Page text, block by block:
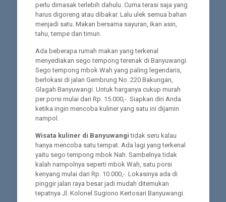
perlu dimasak terlebih dahulu. Cuma terasi saja yang
harus digoreng atau dibakar. Lalu ulek semua bahan
menjadi satu. Makan bersama sayuran, ikan asin,
tahu, tempe dan timun.
Ada beberapa rumah makan yang terkenal
menyediakan sego tempong terenak di Banyuwangi.
Sego tempong mbok Wah yang paling legendaris,
berlokasi di jalan Gembrung No. 220 Bakungan,
Glagah Banyuwangi. Untuk harganya cukup murah
per porsi mulai dari Rp. 15.000,-. Siapkan diri Anda
ketika ingin mencoba kuliner yang satu ini dijamin
nampol.
Wisata kuliner di Banyuwangi tidak seru kalau
hanya mencoba satu tempat. Ada lagi yang terkenal
yaitu sego tempong mbok Nah. Sambelnya tidak
kalah nampolnya seperti mbok Wah, satu porsi
kenyang mulai dari Rp. 10.000,-. Lokasinya ada di
pinggir jalan raya besar jadi mudah ditemukan
tepatnya Jl. Kolonel Sugiono Kertosari Banyuwangi.